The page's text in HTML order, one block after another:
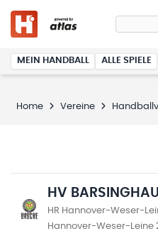
MEIN HANDBALL ALLE SPIELE
Home Vereine
HV
HR Hannover-Weser-
Hannover-Weser-Leine